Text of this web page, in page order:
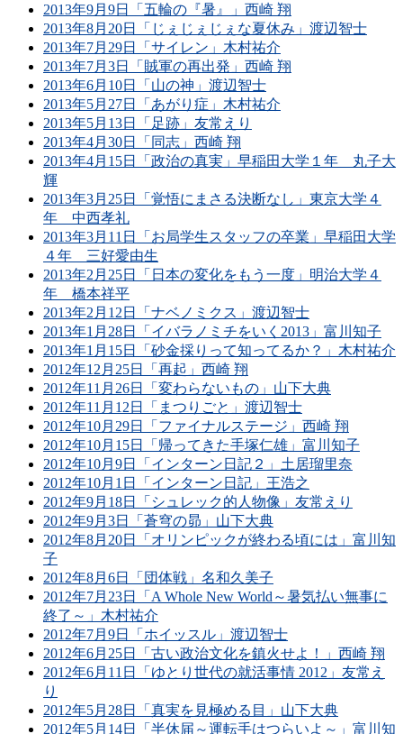
2013年9月9日「五輪の『暑』」西崎 翔
2013年8月20日「じぇじぇじぇな夏休み」渡辺智士
2013年7月29日「サイレン」木村祐介
2013年7月3日「賊軍の再出発」西崎 翔
2013年6月10日「山の神」渡辺智士
2013年5月27日「あがり症」木村祐介
2013年5月13日「足跡」友常えり
2013年4月30日「同志」西崎 翔
2013年4月15日「政治の真実」早稲田大学１年 丸子大
輝
2013年3月25日「覚悟にまさる決断なし」東京大学４
年 中西孝礼
2013年3月11日「お局学生スタッフの卒業」早稲田大学
４年 三好愛由生
2013年2月25日「日本の変化をもう一度」明治大学４
年 橋本祥平
2013年2月12日「ナベノミクス」渡辺智士
2013年1月28日「イバラノミチをいく2013」富川知子
2013年1月15日「砂金採りって知ってるか？」木村祐介
2012年12月25日「再起」西崎 翔
2012年11月26日「変わらないもの」山下大典
2012年11月12日「まつりごと」渡辺智士
2012年10月29日「ファイナルステージ」西崎 翔
2012年10月15日「帰ってきた手塚仁雄」富川知子
2012年10月9日「インターン日記２」土居瑠里奈
2012年10月1日「インターン日記」王浩之
2012年9月18日「シュレック的人物像」友常えり
2012年9月3日「蒼穹の昴」山下大典
2012年8月20日「オリンピックが終わる頃には」富川知
子
2012年8月6日「団体戦」名和久美子
2012年7月23日「A Whole New World～暑気払い無事に
終了～」木村祐介
2012年7月9日「ホイッスル」渡辺智士
2012年6月25日「古い政治文化を鎮火せよ！」西崎 翔
2012年6月11日「ゆとり世代の就活事情 2012」友常え
り
2012年5月28日「真実を見極める目」山下大典
2012年5月14日「半休届～運転手はつらいよ～」富川知